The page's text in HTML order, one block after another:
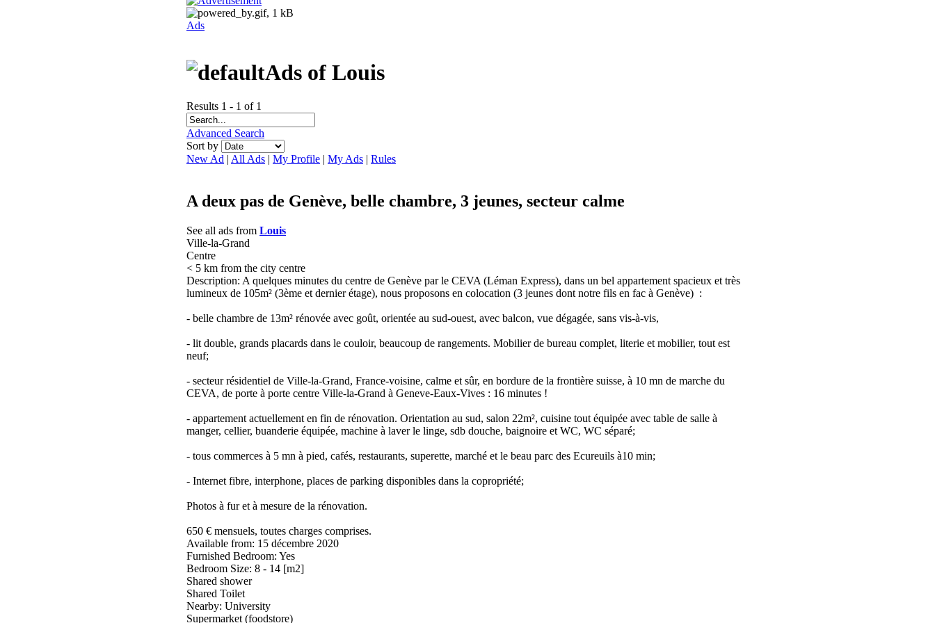
Ads
Ads of Louis
Results 1 - 1 of 1
Advanced Search
Sort by
New Ad | All Ads | My Profile | My Ads | Rules
A deux pas de Genève, belle chambre, 3 jeunes, secteur calme
See all ads from Louis
Ville-la-Grand
Centre
< 5 km from the city centre
Description: A quelques minutes du centre de Genève par le CEVA (Léman Express), dans un bel appartement spacieux et très
lumineux de 105m² (3ème et dernier étage), nous proposons en colocation (3 jeunes dont notre fils en fac à Genève) :
- belle chambre de 13m² rénovée avec goût, orientée au sud-ouest, avec balcon, vue dégagée, sans vis-à-vis,
- lit double, grands placards dans le couloir, beaucoup de rangements. Mobilier de bureau complet, literie et mobilier, tout est
neuf;
- secteur résidentiel de Ville-la-Grand, France-voisine, calme et sûr, en bordure de la frontière suisse, à 10 mn de marche du
CEVA, de porte à porte centre Ville-la-Grand à Geneve-Eaux-Vives : 16 minutes !
- appartement actuellement en fin de rénovation. Orientation au sud, salon 22m², cuisine tout équipée avec table de salle à
manger, cellier, buanderie équipée, machine à laver le linge, sdb douche, baignoire et WC, WC séparé;
- tous commerces à 5 mn à pied, cafés, restaurants, superette, marché et le beau parc des Ecureuils à10 min;
- Internet fibre, interphone, places de parking disponibles dans la copropriété;
Photos à fur et à mesure de la rénovation.
650 € mensuels, toutes charges comprises.
Available from: 15 décembre 2020
Furnished Bedroom: Yes
Bedroom Size: 8 - 14 [m2]
Shared shower
Shared Toilet
Nearby: University
Supermarket (foodstore)